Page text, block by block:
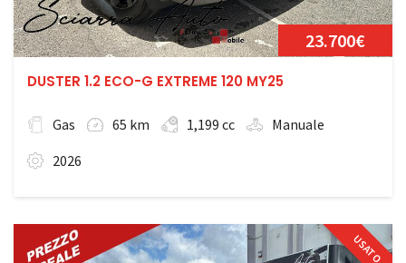
23.700€
DUSTER 1.2 ECO-G EXTREME 120 MY25
Gas 65 km 1,199 cc
Manuale
2026
USATO